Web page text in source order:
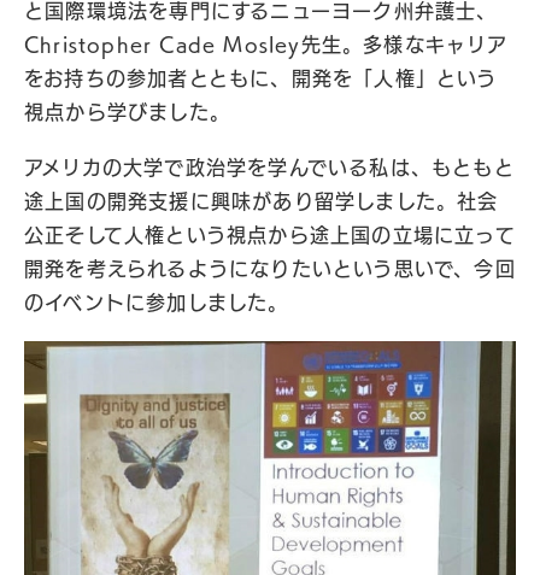
と国際環境法を専門にするニューヨーク州弁護士、
Christopher Cade Mosley先生。多様なキャリア
をお持ちの参加者とともに、開発を「人権」という
視点から学びました。
アメリカの大学で政治学を学んでいる私は、もともと
途上国の開発支援に興味があり留学しました。社会
公正そして人権という視点から途上国の立場に立って
開発を考えられるようになりたいという思いで、今回
のイベントに参加しました。